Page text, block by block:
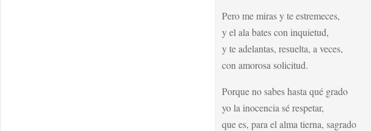
Pero me miras y te estremeces,
y el ala bates con inquietud,
y te adelantas, resuelta, a veces,
con amorosa solicitud.
Porque no sabes hasta qué grado
yo la inocencia sé respetar,
que es, para el alma tierna, sagrado